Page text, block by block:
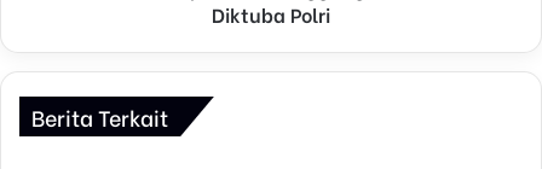
Diktuba Polri
Berita Terkait